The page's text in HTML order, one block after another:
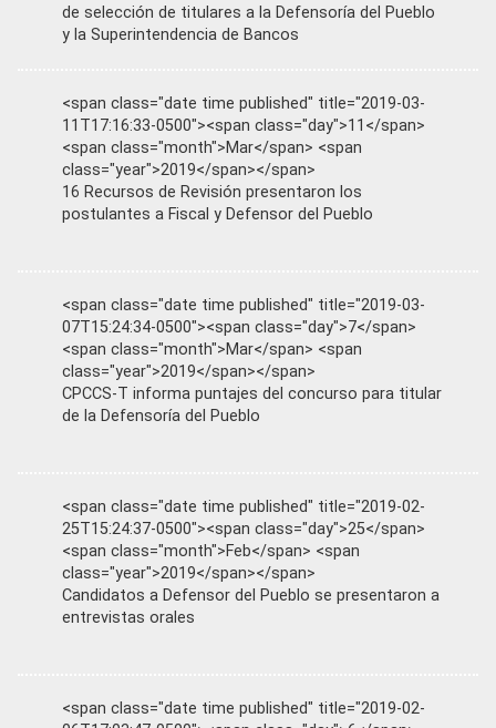
de selección de titulares a la Defensoría del Pueblo
y la Superintendencia de Bancos
<span class="date time published" title="2019-03-
11T17:16:33-0500"><span class="day">11</span>
<span class="month">Mar</span> <span
class="year">2019</span></span>
16 Recursos de Revisión presentaron los
postulantes a Fiscal y Defensor del Pueblo
<span class="date time published" title="2019-03-
07T15:24:34-0500"><span class="day">7</span>
<span class="month">Mar</span> <span
class="year">2019</span></span>
CPCCS-T informa puntajes del concurso para titular
de la Defensoría del Pueblo
<span class="date time published" title="2019-02-
25T15:24:37-0500"><span class="day">25</span>
<span class="month">Feb</span> <span
class="year">2019</span></span>
Candidatos a Defensor del Pueblo se presentaron a
entrevistas orales
<span class="date time published" title="2019-02-